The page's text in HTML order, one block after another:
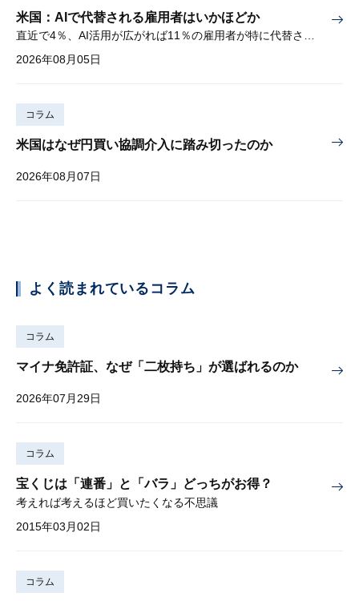
米国：AIで代替される雇用者はいかほどか
直近で4％、AI活用が広がれば11％の雇用者が特に代替されやすい
2026年08月05日
コラム
米国はなぜ円買い協調介入に踏み切ったのか
2026年08月07日
よく読まれているコラム
コラム
マイナ免許証、なぜ「二枚持ち」が選ばれるのか
2026年07月29日
コラム
宝くじは「連番」と「バラ」どっちがお得？
考えれば考えるほど買いたくなる不思議
2015年03月02日
コラム